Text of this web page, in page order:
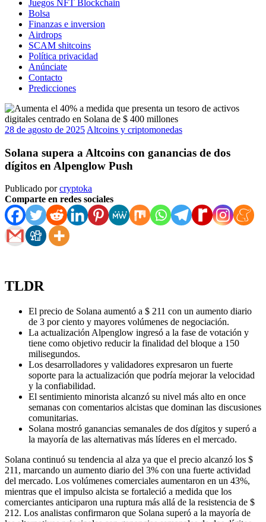
Juegos NFT Blockchain
Bolsa
Finanzas e inversion
Airdrops
SCAM shitcoins
Política privacidad
Anúnciate
Contacto
Predicciones
28 de agosto de 2025 Altcoins y criptomonedas
Solana supera a Altcoins con ganancias de dos
dígitos en Alpenglow Push
Publicado porcryptoka
Comparte en redes sociales
TLDR
El precio de Solana aumentó a $ 211 con un aumento diario
de 3 por ciento y mayores volúmenes de negociación.
La actualización Alpenglow ingresó a la fase de votación y
tiene como objetivo reducir la finalidad del bloque a 150
milisegundos.
Los desarrolladores y validadores expresaron un fuerte
soporte para la actualización que podría mejorar la velocidad
y la confiabilidad.
El sentimiento minorista alcanzó su nivel más alto en once
semanas con comentarios alcistas que dominan las discusiones
comunitarias.
Solana mostró ganancias semanales de dos dígitos y superó a
la mayoría de las alternativas más líderes en el mercado.
Solana continuó su tendencia al alza ya que el precio alcanzó los $
211, marcando un aumento diario del 3% con una fuerte actividad
del mercado. Los volúmenes comerciales aumentaron en un 43%,
mientras que el impulso alcista se fortaleció a medida que los
comerciantes anticiparon una ruptura más allá de la resistencia de $
212. Los analistas confirmaron que Solana superó a la mayoría de